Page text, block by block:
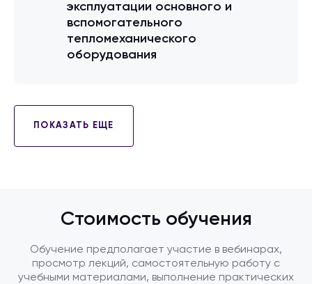
эксплуатации основного и
вспомогательного
тепломеханического
оборудования
ПОКАЗАТЬ ЕЩЕ
Стоимость обучения
Обучение предполагает участие в вебинарах,
просмотр лекций, самостоятельную работу с
учебными материалами, выполнение практических